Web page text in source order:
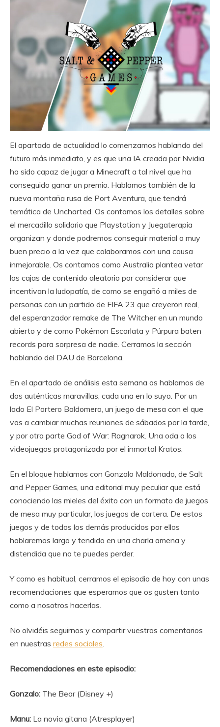
El apartado de actualidad lo comenzamos hablando del
futuro más inmediato, y es que una IA creada por Nvidia
ha sido capaz de jugar a Minecraft a tal nivel que ha
conseguido ganar un premio. Hablamos también de la
nueva montaña rusa de Port Aventura, que tendrá
temática de Uncharted. Os contamos los detalles sobre
el mercadillo solidario que Playstation y Juegaterapia
organizan y donde podremos conseguir material a muy
buen precio a la vez que colaboramos con una causa
inmejorable. Os contamos como Australia plantea vetar
las cajas de contenido aleatorio por considerar que
incentivan la ludopatía, de como se engañó a miles de
personas con un partido de FIFA 23 que creyeron real,
del esperanzador remake de The Witcher en un mundo
abierto y de como Pokémon Escarlata y Púrpura baten
records para sorpresa de nadie. Cerramos la sección
hablando del DAU de Barcelona.
En el apartado de análisis esta semana os hablamos de
dos auténticas maravillas, cada una en lo suyo. Por un
lado El Portero Baldomero, un juego de mesa con el que
vas a cambiar muchas reuniones de sábados por la tarde,
y por otra parte God of War: Ragnarok. Una oda a los
videojuegos protagonizada por el inmortal Kratos.
En el bloque hablamos con Gonzalo Maldonado, de Salt
and Pepper Games, una editorial muy peculiar que está
conociendo las mieles del éxito con un formato de juegos
de mesa muy particular, los juegos de cartera. De estos
juegos y de todos los demás producidos por ellos
hablaremos largo y tendido en una charla amena y
distendida que no te puedes perder.
Y como es habitual, cerramos el episodio de hoy con unas
recomendaciones que esperamos que os gusten tanto
como a nosotros hacerlas.
No olvidéis seguirnos y compartir vuestros comentarios
en nuestras redes sociales.
Recomendaciones en este episodio:
Gonzalo: The Bear (Disney +)
Manu: La novia gitana (Atresplayer)